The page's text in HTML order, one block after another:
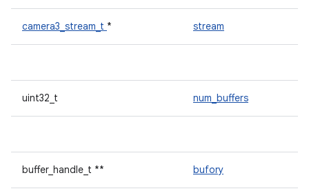
camera3_stream_t * stream
uint32_t num_buffers
buffer_handle_t ** bufory